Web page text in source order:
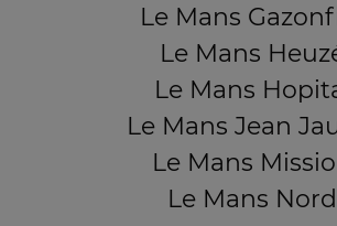
Le Mans
Le Mans
Le Mans
Le Mans Jean
Le Mans
Le Mans Nord